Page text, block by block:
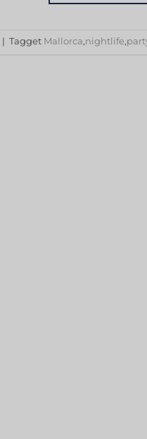
| Tagget Mallorca,nightlife,